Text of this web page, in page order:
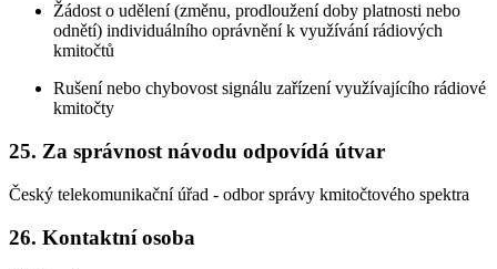
Žádost o udělení (změnu, prodloužení doby platnosti nebo
odnětí) individuálního oprávnění k využívání rádiových
kmitočtů
Rušení nebo chybovost signálu zařízení využívajícího rádiové
kmitočty
25. Za správnost návodu odpovídá útvar
Český telekomunikační úřad - odbor správy kmitočtového spektra
26. Kontaktní osoba